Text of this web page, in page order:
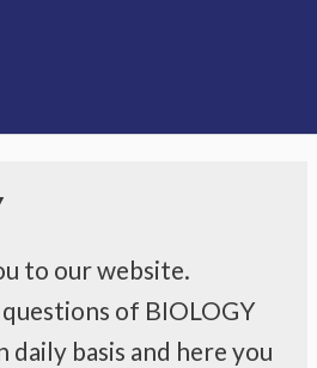
to our website.
of BIOLOGY
daily basis and here you